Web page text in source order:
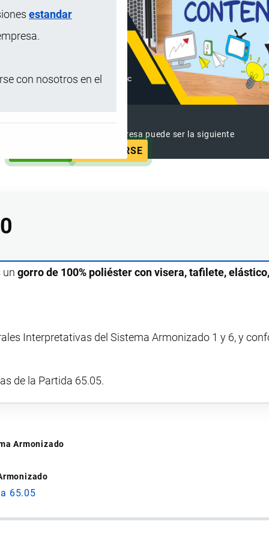
estandar
con nosotros en el
ya vieron este anuncio, tu empresa puede ser la siguiente
SUSCRIBIRSE
ungorro de 100% poliéster con visera, tafilete,
Interpretativas del Sistema Armonizado 1 y 6, y
de la Partida 65.05.
Armonizado
65.05